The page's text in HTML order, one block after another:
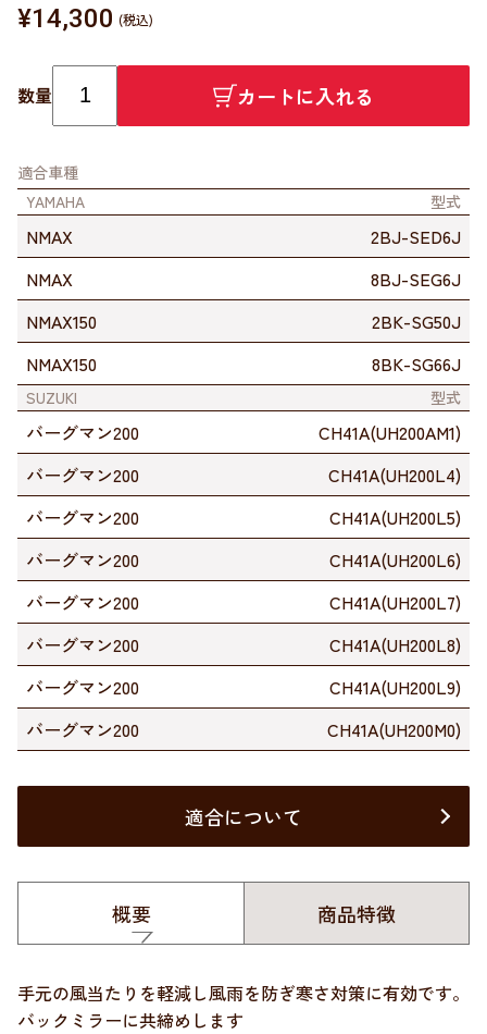
¥14,300
数量 カートに入れる
適合車種
YAMAHA
型式
NMAX
2BJ-SED6J
NMAX
8BJ-SEG6J
NMAX150
2BK-SG50J
NMAX150
8BK-SG66J
SUZUKI 型式
バーグマン200
CH41A(UH200AM1)
バーグマン200
CH41A(UH200L4)
バーグマン200
CH41A(UH200L5)
バーグマン200
CH41A(UH200L6)
バーグマン200
CH41A(UH200L7)
バーグマン200
CH41A(UH200L8)
バーグマン200
CH41A(UH200L9)
バーグマン200
CH41A(UH200M0)
適合について
概要 商品特徴
手元の風当たりを軽減し風雨を防ぎ寒さ対策に有効です。
バックミラーに共締めします